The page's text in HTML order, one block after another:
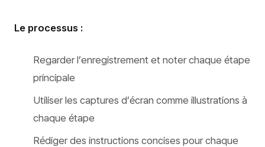
Le processus :
Regarder l’enregistrement et noter chaque étape
principale
Utiliser les captures d’écran comme illustrations à
chaque étape
Rédiger des instructions concises pour chaque